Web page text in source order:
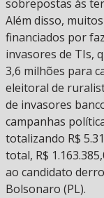
sobrepostas às
Além disso,
financiados por
invasores de TIs,
3,6 milhões para
eleitoral de
de invasores
campanhas
totalizando R$
total, R$
ao candidato
Bolsonaro (PL).